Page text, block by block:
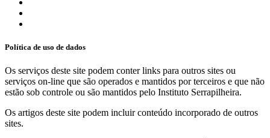
Política de uso de dados
Os serviços deste site podem conter links para outros sites ou
serviços on-line que são operados e mantidos por terceiros e que não
estão sob controle ou são mantidos pelo Instituto Serrapilheira.
Os artigos deste site podem incluir conteúdo incorporado de outros
sites.